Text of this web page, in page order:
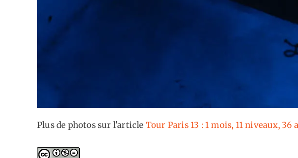
Plus de photos sur l'article Tour Paris 13 : 1 mois, 11 niveaux, 36